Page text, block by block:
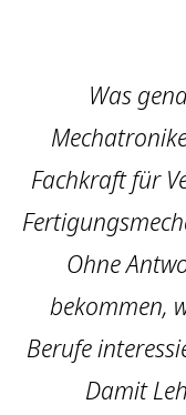
Was
Fachkraft für
Ohne
bekommen,
Berufe
Damit